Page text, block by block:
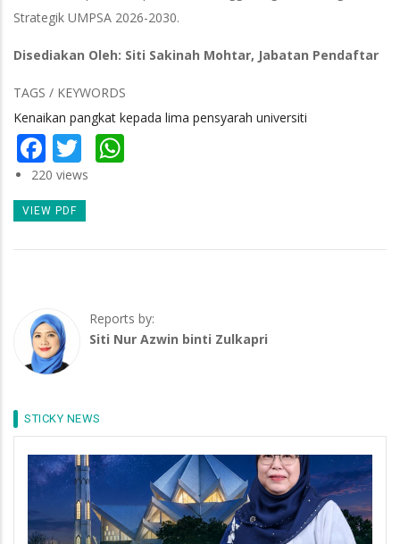
Strategik UMPSA 2026-2030.
Disediakan Oleh: Siti Sakinah Mohtar, Jabatan Pendaftar
TAGS / KEYWORDS
Kenaikan pangkat kepada lima pensyarah universiti
Facebook
Twitter
220 views
VIEW PDF
Reports by:
Siti Nur Azwin binti Zulkapri
STICKY NEWS